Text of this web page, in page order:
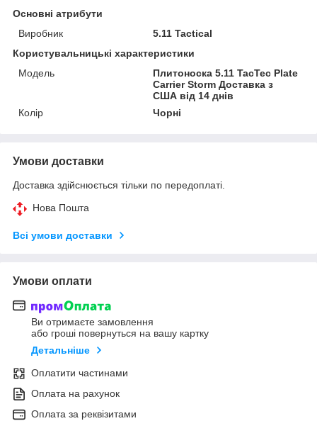
Основні атрибути
Виробник
5.11 Tactical
Користувальницькі характеристики
Мoдель
Плитоноска 5.11 TacTec Plate
Carrier Storm Доставка з
США від 14 днів
Колір
Чорні
Умови доставки
Доставка здійснюється тільки по передоплаті.
Нова Пошта
Всі умови доставки
Умови оплати
Ви отримаєте замовлення
або гроші повернуться на вашу картку
Детальніше
Оплатити частинами
Оплата на рахунок
Оплата за реквізитами